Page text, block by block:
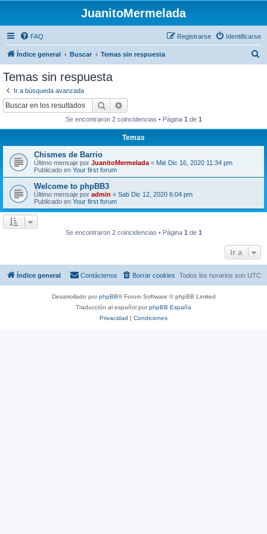
JuanitoMermelada
FAQ Identificarse
Registrarse
Índice general Buscar Temas sin respuesta
Temas sin respuesta
Ir a búsqueda avanzada
Buscar
Se encontraron 2 coincidencias • Página 1 de 1
Temas
Chismes de Barrio
Último mensaje por JuanitoMermelada « Mié Dic 16, 2020 11:34 pm
Publicado en Your first forum
Welcome to phpBB3
Último mensaje por admin « Sab Dic 12, 2020 6:04 pm
Publicado en Your first forum
Se encontraron 2 coincidencias • Página 1 de 1
Ir a
Índice general Todos los horarios son UTC
Borrar cookies
Contáctenos
Desarrollado porphpBB® Forum Software © phpBB Limited
Traducción al español porphpBB España
Privacidad | Condiciones